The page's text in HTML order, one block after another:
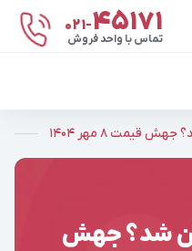
021-۴۵۱۷۱
تماس با واحد فروش
قیمت ۸ مهر ۱۴۰۴
شد؟ جهش